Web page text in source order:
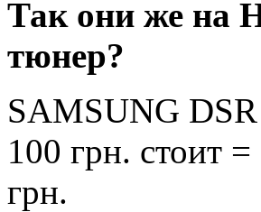
Так они же на
тюнер?
SAMSUNG DSR
100 грн. стоит
грн.